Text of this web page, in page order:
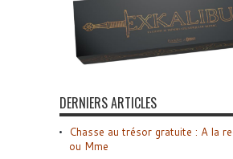
DERNIERS ARTICLES
Chasse au trésor gratuite : A la
ou Mme